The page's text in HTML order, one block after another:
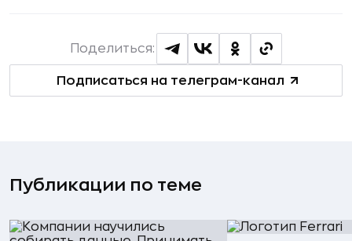
Подписаться на телеграм-канал
Поделиться:
Публикации по теме